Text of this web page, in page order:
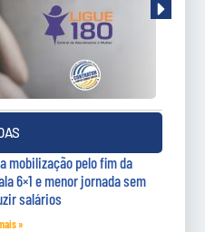
mobilização pelo fim da
6×1 e menor jornada sem
salários
»